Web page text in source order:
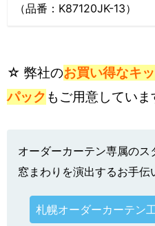
（品番：K87120JK-13）
☆ 弊社のお買い得なキ
パック もご用意してい
オーダーカーテン専属の
窓まわりを演出するお手伝
札幌オーダーカーテン